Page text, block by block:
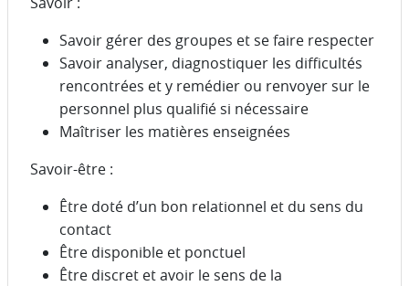
Savoir gérer des groupes et se faire respecter
Savoir analyser, diagnostiquer les difficultés
rencontrées et y remédier ou renvoyer sur le
personnel plus qualifié si nécessaire
Maîtriser les matières enseignées
Savoir-être :
Être doté d’un bon relationnel et du sens du
contact
Être disponible et ponctuel
Être discret et avoir le sens de la